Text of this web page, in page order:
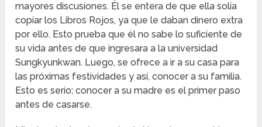
mayores discusiones. Él se entera de que ella solía
copiar los Libros Rojos, ya que le daban dinero extra
por ello. Esto prueba que él no sabe lo suficiente de
su vida antes de que ingresara a la universidad
Sungkyunkwan. Luego, se ofrece a ir a su casa para
las próximas festividades y así, conocer a su familia.
Esto es serio; conocer a su madre es el primer paso
antes de casarse.